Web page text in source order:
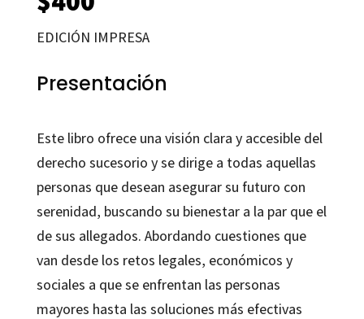
EDICIÓN IMPRESA
Presentación
Este libro ofrece una visión clara y accesible del
derecho sucesorio y se dirige a todas aquellas
personas que desean asegurar su futuro con
serenidad, buscando su bienestar a la par que el
de sus allegados. Abordando cuestiones que
van desde los retos legales, económicos y
sociales a que se enfrentan las personas
mayores hasta las soluciones más efectivas